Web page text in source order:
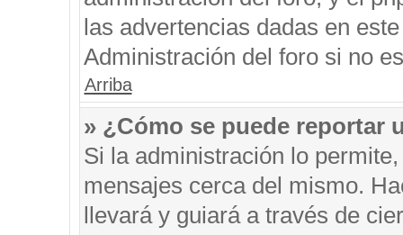
las advertencias dadas en
Administración del foro si no
Arriba
» ¿Cómo se puede reportar
Si la administración lo
mensajes cerca del mismo.
llevará y guiará a través de